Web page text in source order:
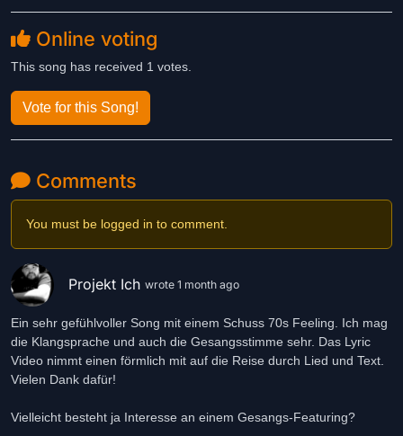
Online voting
This song has received 1 votes.
Vote for this Song!
Comments
You must be logged in to comment.
Projekt Ich wrote 1 month ago
Ein sehr gefühlvoller Song mit einem Schuss 70s Feeling. Ich mag
die Klangsprache und auch die Gesangsstimme sehr. Das Lyric
Video nimmt einen förmlich mit auf die Reise durch Lied und Text.
Vielen Dank dafür!
Vielleicht besteht ja Interesse an einem Gesangs-Featuring?